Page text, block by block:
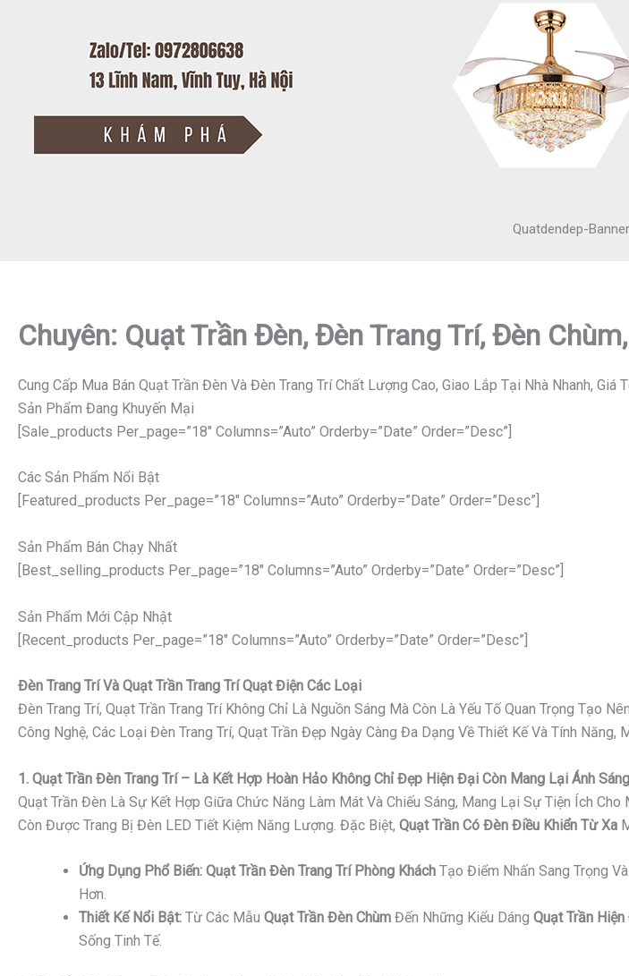
Quatdendep-Banner
Chuyên: Quạt Trần Đèn, Đèn Trang Trí, Đèn
Cung Cấp Mua Bán Quạt Trần Đèn Và Đèn Trang Trí Chất Lượng Cao, Giao Lắp Tại Nhà Nhanh, Giá
Sản Phẩm Đang Khuyến Mại
[sale_products Per_page=”18″ Columns=”auto” Orderby=”date” Order=”desc”]
Các Sản Phẩm Nổi Bật
[featured_products Per_page=”18″ Columns=”auto” Orderby=”date” Order=”desc”]
Sản Phẩm Bán Chạy Nhất
[best_selling_products Per_page=”18″ Columns=”auto” Orderby=”date” Order=”desc”]
Sản Phẩm Mới Cập Nhật
[recent_products Per_page=”18″ Columns=”auto” Orderby=”date” Order=”desc”]
Đèn Trang Trí Và Quạt Trần Trang Trí Quạt Điện Các Loại
Đèn Trang Trí, Quạt Trần Trang Trí Không Chỉ Là Nguồn Sáng Mà Còn Là Yếu Tố Quan Trọng Tạo
Công Nghệ, Các Loại Đèn Trang Trí, Quạt Trần Đẹp Ngày Càng Đa Dạng Về Thiết Kế Và Tính
1. Quạt Trần Đèn Trang Trí – Là Kết Hợp Hoàn Hảo Không Chỉ Đẹp Hiện Đại Còn Mang Lại Ánh
Quạt Trần Đèn Là Sự Kết Hợp Giữa Chức Năng Làm Mát Và Chiếu Sáng, Mang Lại Sự Tiện Ích Cho
Còn Được Trang Bị Đèn LED Tiết Kiệm Năng Lượng. Đặc Biệt, Quạt Trần Có Đèn Điều Khiển Từ Xa
Ứng Dụng Phổ Biến: Quạt Trần Đèn Trang Trí Phòng Khách Tạo Điểm Nhấn Sang Trọng
Hơn.
Thiết Kế Nổi Bật: Từ Các Mẫu Quạt Trần Đèn Chùm Đến Những Kiểu Dáng Quạt Trần
Sống Tinh Tế.